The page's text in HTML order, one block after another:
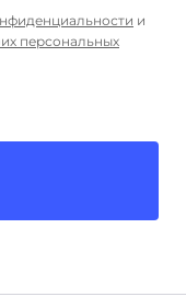
и
персональных